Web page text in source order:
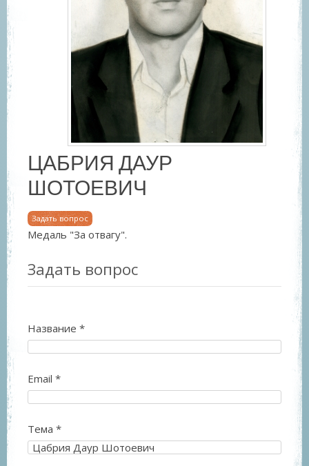
ЦАБРИЯ ДАУР
ШОТОЕВИЧ
Задать вопрос
Медаль "За отвагу".
Задать вопрос
Название *
Email *
Тема *